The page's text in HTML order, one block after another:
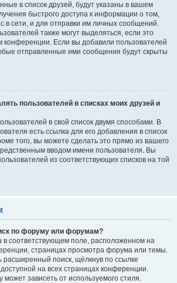
в список друзей, будут указаны в вашем
быстрого доступа к информации о том,
в сети, и для отправки им личных сообщений.
также могут выделяться, если это
конференции. Если вы добавили пользователей
отправленные ими сообщения будут скрыты
пользователей в списках моих друзей и
в свой список двумя способами. В
есть ссылка для его добавления в список
того, вы можете сделать это прямо из вашего
вводом имени пользователя. Вы
из соответствующих списков на той
по форуму или форумам?
в соответствующем поле, расположенном на
страницах просмотра форума или темы.
расширенный поиск, щёлкнув по ссылке
на всех страницах конференции.
может зависеть от используемого стиля.